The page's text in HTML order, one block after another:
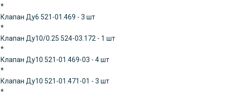
*
Клапан Ду6 521-01.469 - 3 шт
*
Клапан Ду10/0.25 524-03.172 - 1 шт
*
Клапан Ду10 521-01.469-03 - 4 шт
*
Клапан Ду10 521-01.471-01 - 3 шт
*